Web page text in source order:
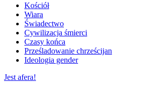
Kościół
Wiara
Świadectwo
Cywilizacja śmierci
Czasy końca
Prześladowanie chrześcijan
Ideologia gender
Jest afera!